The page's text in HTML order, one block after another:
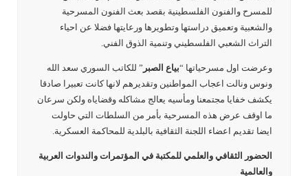
للمسرح والفنون الفلسطينية بقصد بعث الفنون المسرحية
والشعبية وتعميق دراستها وتطويرها ورعايتها فضلا عن احياء
التراث الشعبي الفلسطيني وتنمية الذوق الفني.
وعرضت اول مسرحياتها “بياع الصبر ” للكاتب السوري سعد الله
ونوس ونالت اعجاب المواطنين وتقديرهم لانها كانت تعبيرا صادقا
يكشف خفايا مجتمعنا ومأسيه يعالج مشاكله وقضاياه ولكن سرعان
ما اوقف عرض هذه المسرحية بأمر من السلطات التي حاولت
ايضا تقديم اعضاء اللجنة الثقافية بالبلدية للمحاكمة العسكرية.
الحضور الثقافي والعلمي للمكتبة في المؤتمرات والندوات العربية
والعالمية